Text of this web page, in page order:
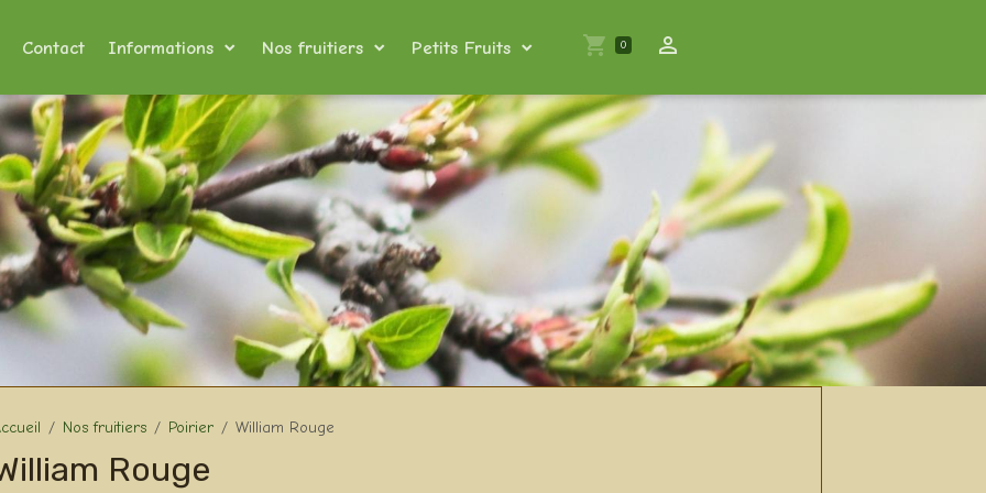
Contact Informations Nos fruitiers Petits Fruits 0
Nos fruitiers Poirier William Rouge
Rouge